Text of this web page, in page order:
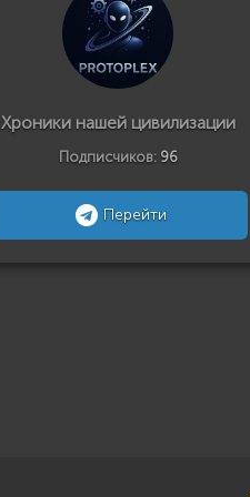
Хроники нашей цивилизации
Подписчиков: 96
Перейти